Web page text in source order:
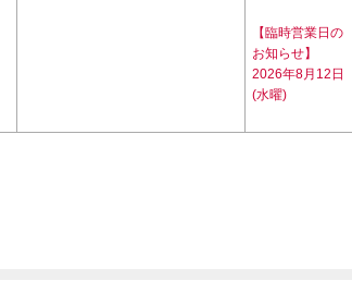
【臨時営業日の
お知らせ】
2026年8月12日
(水曜)